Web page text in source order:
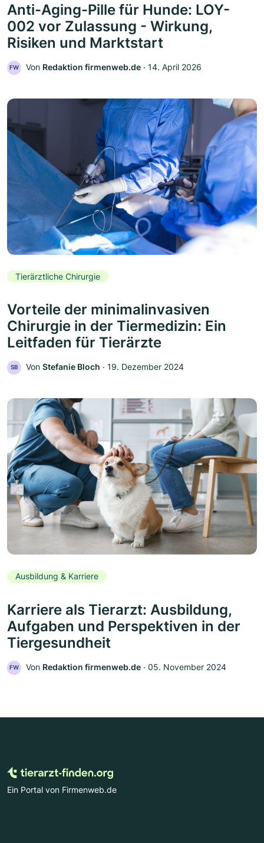
Anti-Aging-Pille für Hunde: LOY-
002 vor Zulassung - Wirkung,
Risiken und Marktstart
FW Von Redaktion firmenweb.de ‧ 14. April 2026
Tierärztliche Chirurgie
Vorteile der minimalinvasiven
Chirurgie in der Tiermedizin: Ein
Leitfaden für Tierärzte
SB Von Stefanie Bloch ‧ 19. Dezember 2024
Ausbildung & Karriere
Karriere als Tierarzt: Ausbildung,
Aufgaben und Perspektiven in der
Tiergesundheit
FW Von Redaktion firmenweb.de ‧ 05. November 2024
Ein Portal von Firmenweb.de